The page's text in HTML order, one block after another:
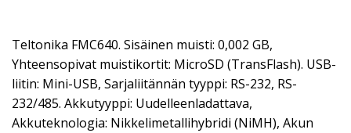
Teltonika FMC640. Sisäinen muisti: 0,002 GB,
Yhteensopivat muistikortit: MicroSD (TransFlash). USB-
liitin: Mini-USB, Sarjaliitännän tyyppi: RS-232, RS-
232/485. Akkutyyppi: Uudelleenladattava,
Akkuteknologia: Nikkelimetallihybridi (NiMH), Akun